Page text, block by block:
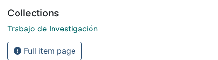
Collections
Trabajo de Investigación
Full item page